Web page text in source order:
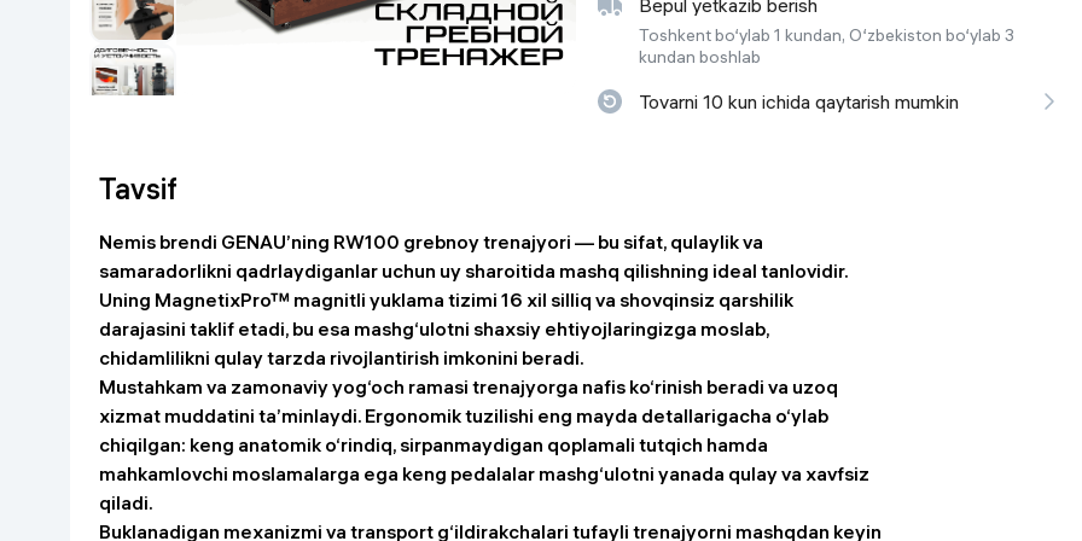
Go‘zallik va parvarish
Aqlli uy
Sport tovarlari
Avtotovarlar
Bolalar buyumlari
Qurilish va ta'mirlash
Zargarlik mahsulotlari
Uy uchun tovarlar
Virtual haqiqat ko'zoynaklari
Aqlli ko‘zoynaklar
Bepul yetkazib berish
Toshkent bo‘ylab 1 kundan, O‘zbekiston bo‘ylab 3
kundan boshlab
Tovarni 10 kun ichida qaytarish mumkin
Tavsif
Nemis brendi GENAU’ning RW100 grebnoy trenajyori — bu sifat, qulaylik va
samaradorlikni qadrlaydiganlar uchun uy sharoitida mashq qilishning ideal tanlovidir.
Uning MagnetixPro™ magnitli yuklama tizimi 16 xil silliq va shovqinsiz qarshilik
darajasini taklif etadi, bu esa mashg‘ulotni shaxsiy ehtiyojlaringizga moslab,
chidamlilikni qulay tarzda rivojlantirish imkonini beradi.
Mustahkam va zamonaviy yog‘och ramasi trenajyorga nafis ko‘rinish beradi va uzoq
xizmat muddatini ta’minlaydi. Ergonomik tuzilishi eng mayda detallarigacha o‘ylab
chiqilgan: keng anatomik o‘rindiq, sirpanmaydigan qoplamali tutqich hamda
mahkamlovchi moslamalarga ega keng pedalalar mashg‘ulotni yanada qulay va xavfsiz
qiladi.
Buklanadigan mexanizmi va transport g‘ildirakchalari tufayli trenajyorni mashqdan keyin